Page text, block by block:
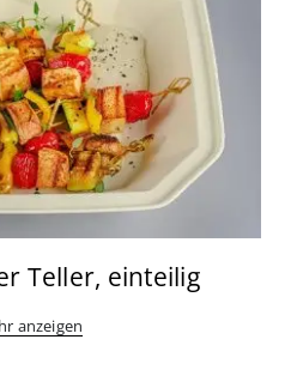
Teller, einteilig
anzeigen